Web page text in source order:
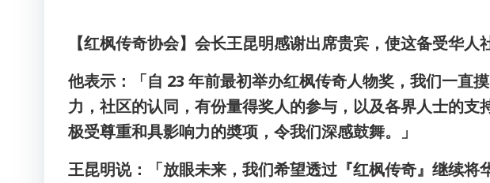
【红枫传奇协会】会长王昆明感谢出席贵宾，使这备受华人
他表示：「自 23 年前最初举办红枫传奇人物奖 ，我们一直
力，社区的认同，有份量得奖人的参与，以及各界人士的支
极受尊重和具影响力的奬项，令我们深感鼓舞。」
王昆明说：「放眼未来，我们希望透过『红枫传奇』继续将